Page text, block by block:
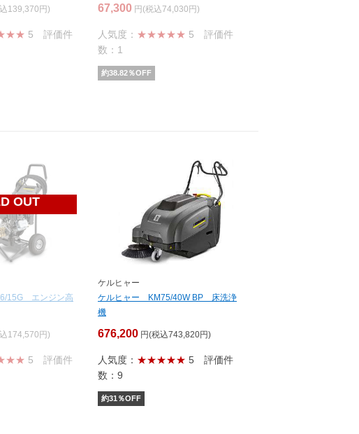
139,370円)
5 評価件
67,300 円(税込74,030円)
人気度： ★★★★★ 5 評価件
数：1
約38.82％OFF
OUT
15G エンジン高
174,570円)
5 評価件
ケルヒャー
ケルヒャー KM75/40W BP 床洗浄
機
676,200 円(税込743,820円)
人気度： ★★★★★ 5 評価件
数：9
約31 ％OFF